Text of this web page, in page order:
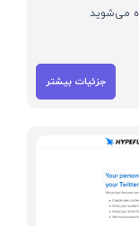
می‌شوید
جزئیات بیشتر